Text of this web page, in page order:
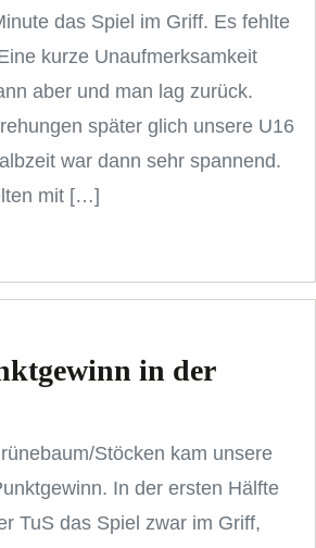
das Spiel im Griff. Es fehlte
kurze Unaufmerksamkeit
aber und man lag zurück.
später glich unsere U16
war dann sehr spannend.
mit […]
in der
Stöcken kam unsere
In der ersten Hälfte
TuS das Spiel zwar im Griff,